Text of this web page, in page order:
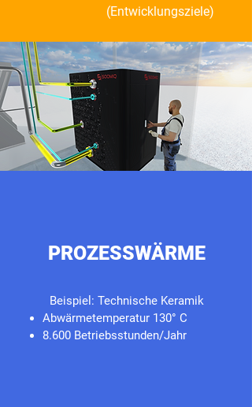
(Entwicklungsziele)
PROZESSWÄRME
Beispiel: Technische Keramik
Abwärmetemperatur 130° C
8.600 Betriebsstunden/Jahr